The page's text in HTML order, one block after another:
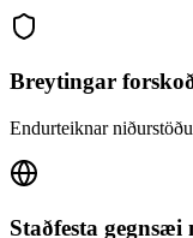
Breytingar
Endurteiknar
Staðfesta